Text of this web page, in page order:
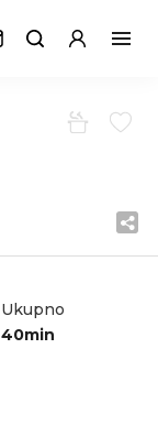
Ukupno
40min